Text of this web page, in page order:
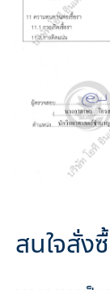
สนใจสั่ง